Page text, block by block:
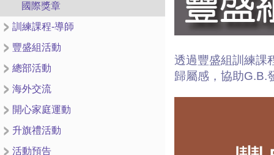
國際獎章
訓練課程-導師
豐盛組活動
總部活動
海外交流
開心家庭運動
升旗禮活動
活動預告
透過豐盛組訓練課
歸屬感，協助G.B.